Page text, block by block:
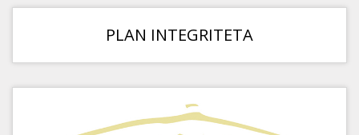
PLAN INTEGRITETA